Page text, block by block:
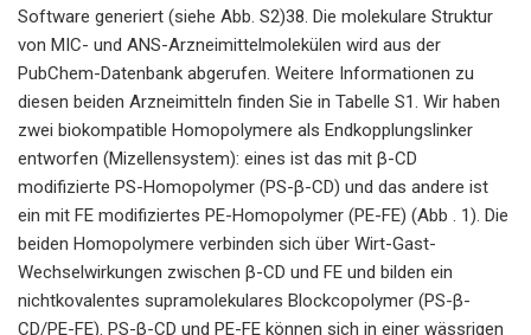
Software generiert (siehe Abb. S2)38. Die molekulare Struktur
von MIC- und ANS-Arzneimittelmolekülen wird aus der
PubChem-Datenbank abgerufen. Weitere Informationen zu
diesen beiden Arzneimitteln finden Sie in Tabelle S1. Wir haben
zwei biokompatible Homopolymere als Endkopplungslinker
entworfen (Mizellensystem): eines ist das mit β-CD
modifizierte PS-Homopolymer (PS-β-CD) und das andere ist
ein mit FE modifiziertes PE-Homopolymer (PE-FE) (Abb . 1). Die
beiden Homopolymere verbinden sich über Wirt-Gast-
Wechselwirkungen zwischen β-CD und FE und bilden ein
nichtkovalentes supramolekulares Blockcopolymer (PS-β-
CD/PE-FE). PS-β-CD und PE-FE können sich in einer wässrigen